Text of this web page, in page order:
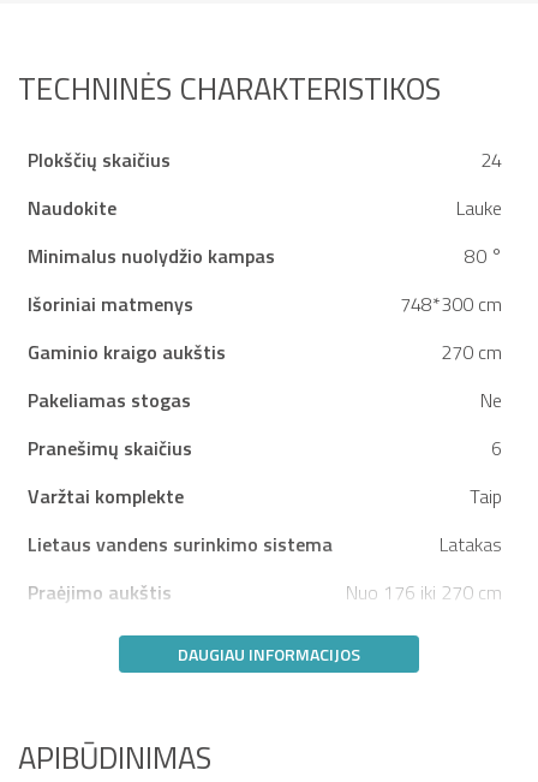
TECHNINĖS CHARAKTERISTIKOS
Plokščių skaičius
24
Naudokite
Lauke
Minimalus nuolydžio kampas
80 °
Išoriniai matmenys
748*300 cm
Gaminio kraigo aukštis
270 cm
Pakeliamas stogas
Ne
Pranešimų skaičius
6
Varžtai komplekte
Taip
Lietaus vandens surinkimo sistema
Latakas
Praėjimo aukštis
Nuo 176 iki 270 cm
DAUGIAU INFORMACIJOS
APIBŪDINIMAS